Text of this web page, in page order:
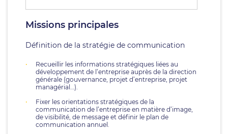
Missions principales
Définition de la stratégie de communication
Recueillir les informations stratégiques liées au
développement de l’entreprise auprès de la direction
générale (gouvernance, projet d’entreprise, projet
managérial…).
Fixer les orientations stratégiques de la
communication de l’entreprise en matière d’image,
de visibilité, de message et définir le plan de
communication annuel.